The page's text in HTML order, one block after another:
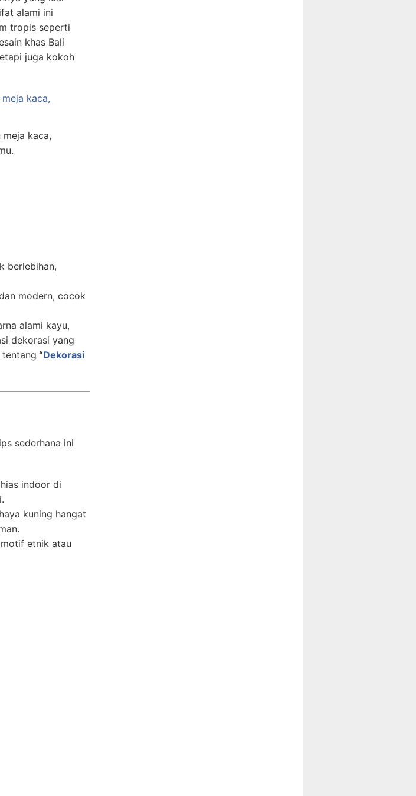
alami ini
tropis seperti
khas Bali
juga kokoh
kaca,
berlebihan,
modern, cocok
alami kayu,
dekorasi yang
“Dekorasi
sederhana ini
indoor di
kuning hangat
etnik atau